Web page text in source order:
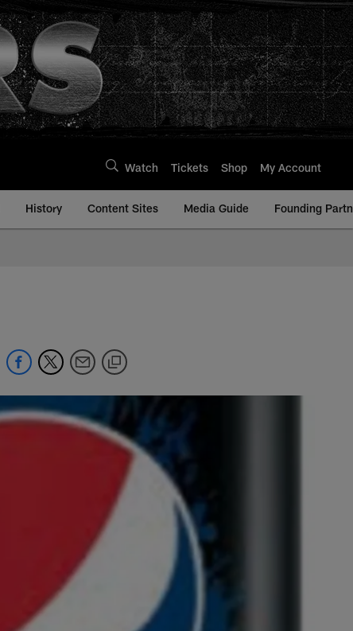
Watch Tickets Shop My Account
History Content Sites Media Guide Founding